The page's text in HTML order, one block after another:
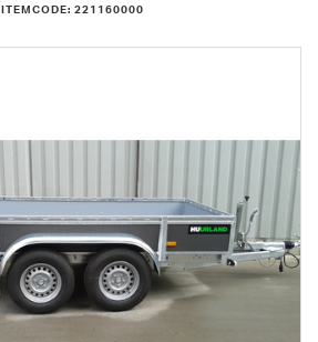
ITEMCODE: 221160000